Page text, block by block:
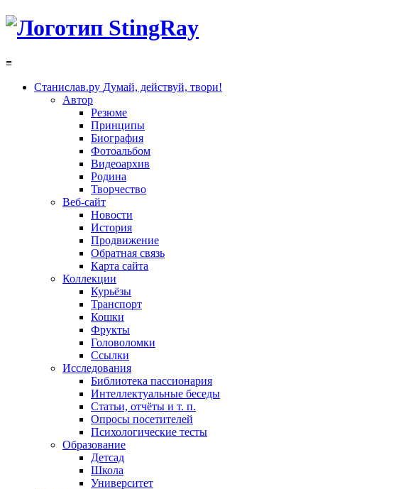
≡
Станислав.ру Думай, действуй, твори!
Автор
Резюме
Принципы
Биография
Фотоальбом
Видеоархив
Родина
Творчество
Веб-сайт
Новости
История
Продвижение
Обратная связь
Карта сайта
Коллекции
Курьёзы
Транспорт
Кошки
Фрукты
Головоломки
Ссылки
Исследования
Библиотека пассионария
Интеллектуальные беседы
Статьи, отчёты и т. п.
Опросы посетителей
Психологические тесты
Образование
Детсад
Школа
Университет